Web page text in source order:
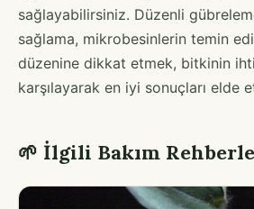
sağlayabilirsiniz. Düzenli
sağlama, mikrobesinlerin temin
düzenine dikkat etmek, bitkinin
karşılayarak en iyi sonuçları elde
🌱 İlgili Bakım